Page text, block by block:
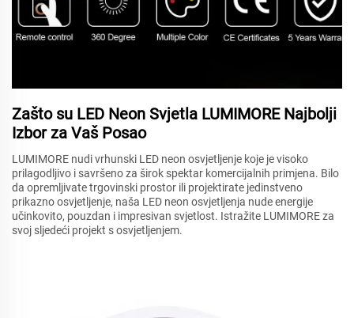
Zašto su LED Neon Svjetla LUMIMORE Najbolji
Izbor za Vaš Posao
LUMIMORE nudi vrhunski LED neon osvjetljenje koje je visoko
prilagodljivo i savršeno za širok spektar komercijalnih primjena. Bilo
da opremljivate trgovinski prostor ili projektirate jedinstveno
prikazno osvjetljenje, naša LED neon osvjetljenja nude energije
učinkovito, pouzdan i impresivan svjetlost. Istražite LUMIMORE za
svoj sljedeći projekt s osvjetljenjem.